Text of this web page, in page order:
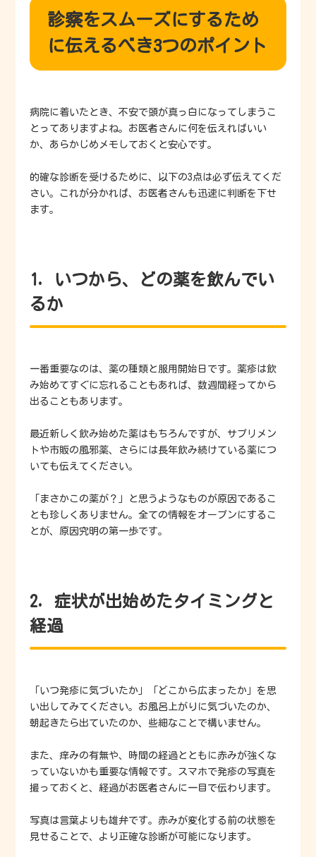
診察をスムーズにするため
に伝えるべき3つのポイント
病院に着いたとき、不安で頭が真っ白になってしまうこ
とってありますよね。お医者さんに何を伝えればいい
か、あらかじめメモしておくと安心です。
的確な診断を受けるために、以下の3点は必ず伝えてくだ
さい。これが分かれば、お医者さんも迅速に判断を下せ
ます。
1. いつから、どの薬を飲んでい
るか
一番重要なのは、薬の種類と服用開始日です。薬疹は飲
み始めてすぐに忘れることもあれば、数週間経ってから
出ることもあります。
最近新しく飲み始めた薬はもちろんですが、サプリメン
トや市販の風邪薬、さらには長年飲み続けている薬につ
いても伝えてください。
「まさかこの薬が？」と思うようなものが原因であるこ
とも珍しくありません。全ての情報をオープンにするこ
とが、原因究明の第一歩です。
2. 症状が出始めたタイミングと
経過
「いつ発疹に気づいたか」「どこから広まったか」を思
い出してみてください。お風呂上がりに気づいたのか、
朝起きたら出ていたのか、些細なことで構いません。
また、痒みの有無や、時間の経過とともに赤みが強くな
っていないかも重要な情報です。スマホで発疹の写真を
撮っておくと、経過がお医者さんに一目で伝わります。
写真は言葉よりも雄弁です。赤みが変化する前の状態を
見せることで、より正確な診断が可能になります。